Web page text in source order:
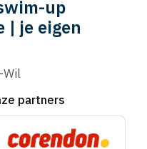
up
| je eigen
Wil
partners